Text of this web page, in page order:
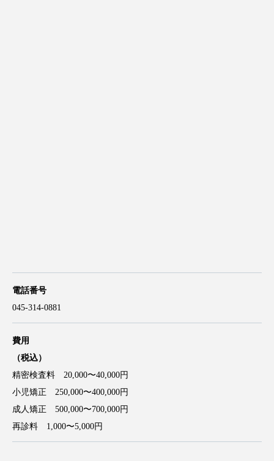
電話番号
045-314-0881
費用
（税込）
精密検査料 20,000〜40,000円
小児矯正 250,000〜400,000円
成人矯正 500,000〜700,000円
再診料 1,000〜5,000円